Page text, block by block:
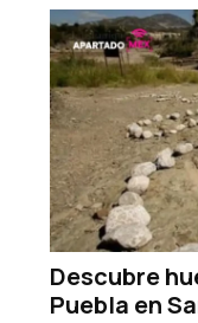
Descubre
Puebla en